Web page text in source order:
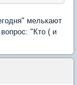
мелькают
"Кто ( и